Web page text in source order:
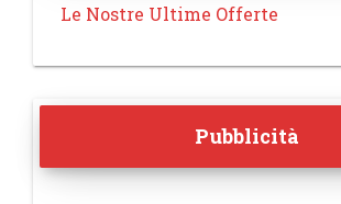
Le Nostre Ultime Offerte
Pubblicità